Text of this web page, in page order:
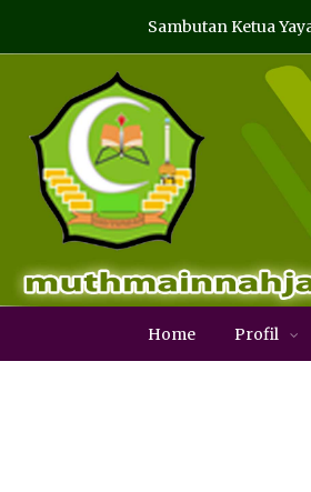
Sambutan Ketua
Home Profil